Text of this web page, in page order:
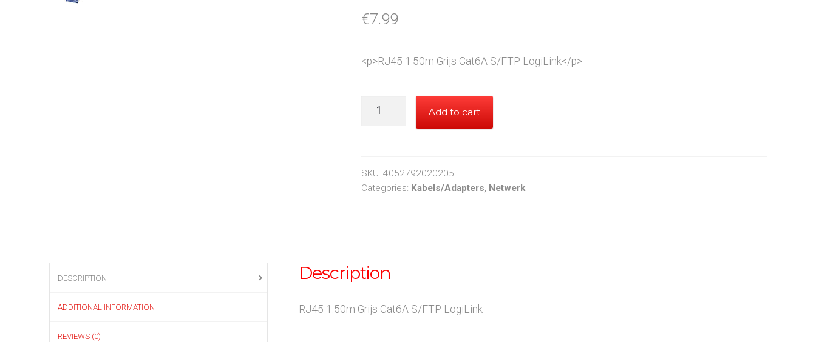
€7.99
<p>RJ45 1.50m Grijs Cat6A S/FTP LogiLink</p>
RJ45
S/FTP
LogiLink
Add to cart
SKU: 4052792020205
Categories: Kabels/Adapters, Netwerk
DESCRIPTION
ADDITIONAL INFORMATION
REVIEWS (0)
Description
RJ45 1.50m Grijs Cat6A S/FTP LogiLink